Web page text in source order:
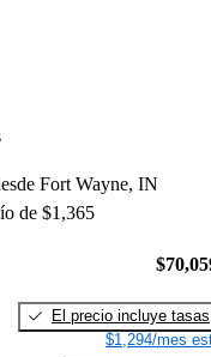
Fort Wayne, IN
de $1,365
El precio incluye tasas
$1,294/mes